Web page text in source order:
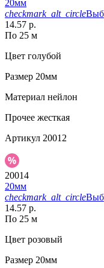
20мм
checkmark_alt_circle
14.57 р.
По 25 м
Цвет голубой
Размер 20мм
Материал нейлон
Прочее жесткая
Артикул 20012
20014
20мм
checkmark_alt_circle
14.57 р.
По 25 м
Цвет розовый
Размер 20мм